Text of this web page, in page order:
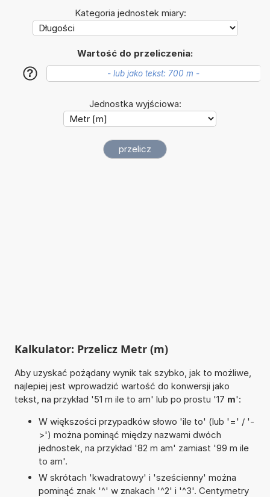
Kategoria jednostek miary:
Wartość do przeliczenia:
?
Jednostka wyjściowa:
Kalkulator: Przelicz Metr (m)
Aby uzyskać pożądany wynik tak szybko, jak to możliwe,
najlepiej jest wprowadzić wartość do konwersji jako
tekst, na przykład '51 m ile to am' lub po prostu '17 m':
W większości przypadków słowo 'ile to' (lub '=' / '-
>') można pominąć między nazwami dwóch
jednostek, na przykład '82 m am' zamiast '99 m ile
to am'.
W skrótach 'kwadratowy' i 'sześcienny' można
pominąć znak '^' w znakach '^2' i '^3'. Centymetry